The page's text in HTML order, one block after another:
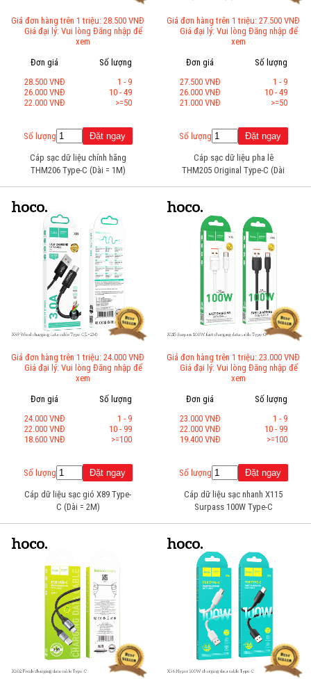
Giá đơn hàng trên 1 triệu: 28.500 VNĐ
Giá đại lý: Vui lòng Đăng nhập để
xem
Đơn giá
28.500 VNĐ
26.000 VNĐ
22.000 VNĐ
Số lượng
1 - 9
10 - 49
>=50
Số lượng
Cáp sạc dữ liệu chính hãng
THM206 Type-C (Dài = 1M)
Giá đơn hàng trên 1 triệu: 27.500 VNĐ
Giá đại lý: Vui lòng Đăng nhập để
xem
Đơn giá
27.500 VNĐ
26.000 VNĐ
21.000 VNĐ
Số lượng
1 - 9
10 - 49
>=50
Số lượng
Cáp sạc dữ liệu pha lê
THM205 Original Type-C (Dài
Giá đơn hàng trên 1 triệu: 24.000 VNĐ
Giá đại lý: Vui lòng Đăng nhập để
xem
Đơn giá
24.000 VNĐ
22.000 VNĐ
18.600 VNĐ
Số lượng
1 - 9
10 - 99
>=100
Số lượng
Cáp dữ liệu sạc gió X89 Type-
C (Dài = 2M)
Giá đơn hàng trên 1 triệu: 23.000 VNĐ
Giá đại lý: Vui lòng Đăng nhập để
xem
Đơn giá
23.000 VNĐ
22.000 VNĐ
19.400 VNĐ
Số lượng
1 - 9
10 - 99
>=100
Số lượng
Cáp dữ liệu sạc nhanh X115
Surpass 100W Type-C